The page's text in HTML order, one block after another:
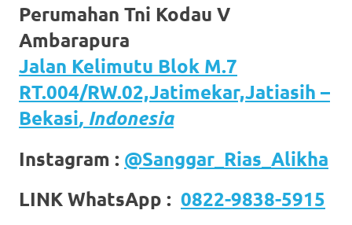
Perumahan Tni Kodau V
Ambarapura
Jalan Kelimutu Blok M.7
RT.004/RW.02,Jatimekar,Jatiasih –
Bekasi, Indonesia
Instagram : @Sanggar_Rias_Alikha
LINK WhatsApp : 0822-9838-5915